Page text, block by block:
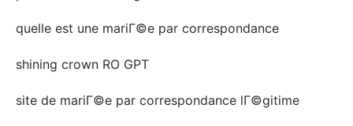
quelle est une mariГ©e par correspondance
shining crown RO GPT
site de mariГ©e par correspondance lГ©gitime